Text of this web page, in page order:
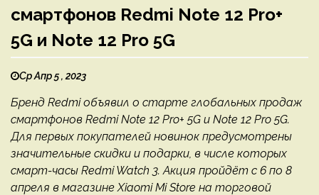
смартфонов Redmi Note 12 Pro+
5G и Note 12 Pro 5G
Ср Апр 5 , 2023
Бренд Redmi объявил о старте глобальных продаж
смартфонов Redmi Note 12 Pro+ 5G и Note 12 Pro 5G.
Для первых покупателей новинок предусмотрены
значительные скидки и подарки, в числе которых
смарт-часы Redmi Watch 3. Акция пройдёт с 6 по 8
апреля в магазине Xiaomi Mi Store на торговой